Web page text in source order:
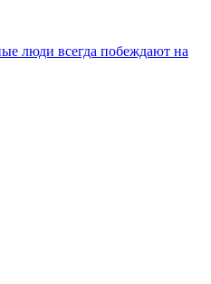
люди всегда побеждают на